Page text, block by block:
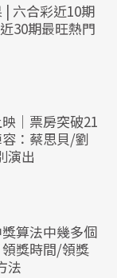
| 六合彩近10期
30期最旺熱門
｜票房突破21
：蔡思貝/劉
演出
算法中幾多個
獎時間/領獎
法